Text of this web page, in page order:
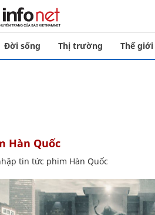
Đời sống Thị trường Thế giới
Hàn Quốc
tin tức phim Hàn Quốc